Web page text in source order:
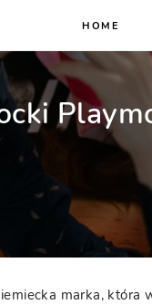
HOME
marka, która